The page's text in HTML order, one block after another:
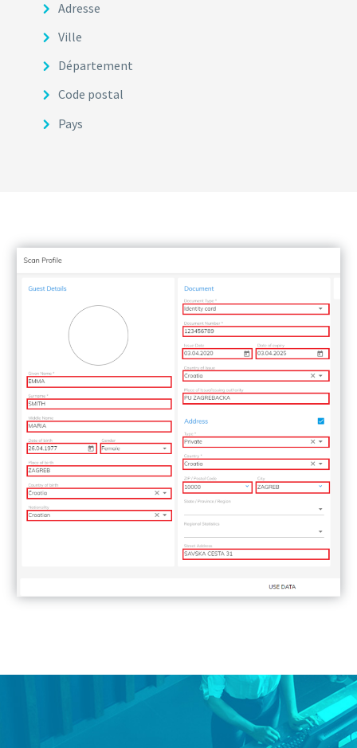
Adresse
Ville
Département
Code postal
Pays